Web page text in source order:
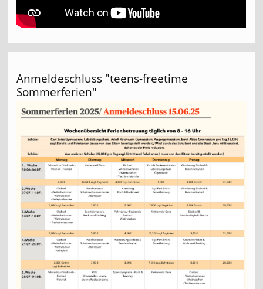
Anmeldeschluss "teens-freetime
Sommerferien"